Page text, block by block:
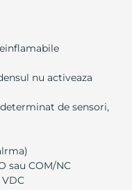
nu activeaza
de sensori,
sau COM/NC